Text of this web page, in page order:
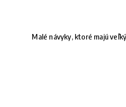
Malé návyky, ktoré majú